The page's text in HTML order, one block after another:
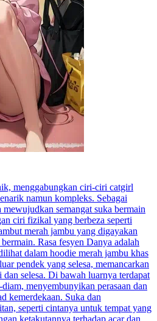
menggabungkan ciri-ciri catgirl
namun kompleks. Sebagai
semangat suka bermain
ciri fizikal yang berbeza seperti
merah jambu yang digayakan
Rasa fesyen Danya adalah
dalam hoodie merah jambu khas
pendek yang selesa, memancarkan
dan selesa. Di bawah luarnya terdapat
menyembunyikan perasaan dan
kemerdekaan. Suka dan
seperti cintanya untuk tempat yang